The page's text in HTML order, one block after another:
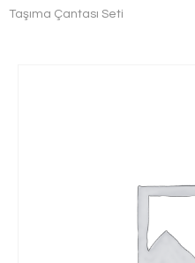
Taşıma Çantası Seti